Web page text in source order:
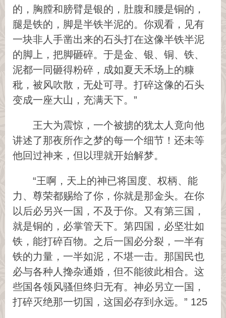
的，胸膛和膀臂是银的，肚腹和腰是铜的，
腿是铁的，脚是半铁半泥的。你观看，见有
一块非人手凿出来的石头打在这像半铁半泥
的脚上，把脚砸碎。于是金、银、铜、铁、
泥都一同砸得粉碎，成如夏天禾场上的糠
秕，被风吹散，无处可寻。打碎这像的石头
变成一座大山，充满天下。”
王大为震惊，一个被掳的犹太人竟向他
讲述了那夜所作之梦的每一个细节！还未等
他回过神来，但以理就开始解梦。
“王啊，天上的神已将国度、权柄、能
力、尊荣都赐给了你，你就是那金头。在你
以后必另兴一国，不及于你。又有第三国，
就是铜的，必掌管天下。第四国，必坚壮如
铁，能打碎百物。之后一国必分裂，一半有
铁的力量，一半如泥，不堪一击。那国民也
必与各种人搀杂通婚，但不能彼此相合。这
些国各领风骚但终归无有。神必另立一国，
打碎灭绝那一切国，这国必存到永远。” 125